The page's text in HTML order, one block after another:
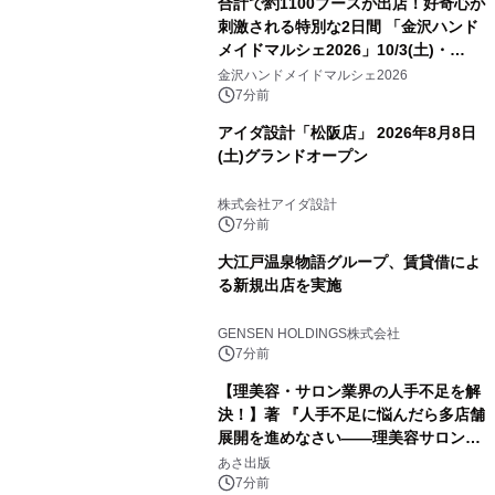
刺激される特別な2日間 「金沢ハンド
メイドマルシェ2026」10/3(土)・
10/4(日)開催
金沢ハンドメイドマルシェ2026
7分前
アイダ設計「松阪店」 2026年8月8日
(土)グランドオープン
株式会社アイダ設計
7分前
大江戸温泉物語グループ、賃貸借によ
る新規出店を実施
GENSEN HOLDINGS株式会社
7分前
【理美容・サロン業界の人手不足を解
決！】著 『人手不足に悩んだら多店舗
展開を進めなさい――理美容サロン
「多店舗展開」の教科書』2026年8月
24日（月）発売
あさ出版
7分前